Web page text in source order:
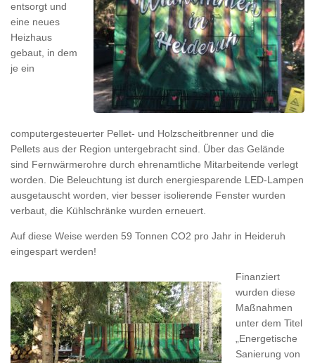
entsorgt und
eine neues
Heizhaus
gebaut, in dem
je ein
computergesteuerter Pellet- und Holzscheitbrenner und die
Pellets aus der Region untergebracht sind. Über das Gelände
sind Fernwärmerohre durch ehrenamtliche Mitarbeitende verlegt
worden. Die Beleuchtung ist durch energiesparende LED-Lampen
ausgetauscht worden, vier besser isolierende Fenster wurden
verbaut, die Kühlschränke wurden erneuert.
Auf diese Weise werden 59 Tonnen CO2 pro Jahr in Heideruh
eingespart werden!
Finanziert
wurden diese
Maßnahmen
unter dem Titel
„Energetische
Sanierung von